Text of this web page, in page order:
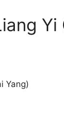
Yi
Yang)